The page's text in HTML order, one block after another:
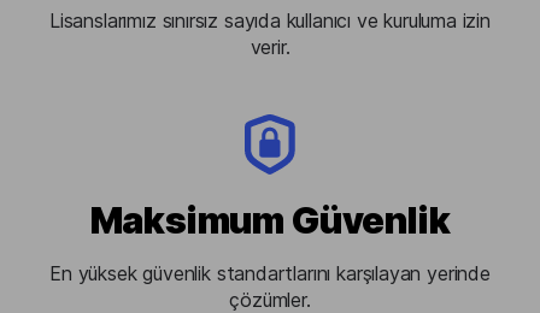
Lisanslarımız sınırsız sayıda kullanıcı ve kuruluma izin
verir.
Maksimum Güvenlik
En yüksek güvenlik standartlarını karşılayan yerinde
çözümler.